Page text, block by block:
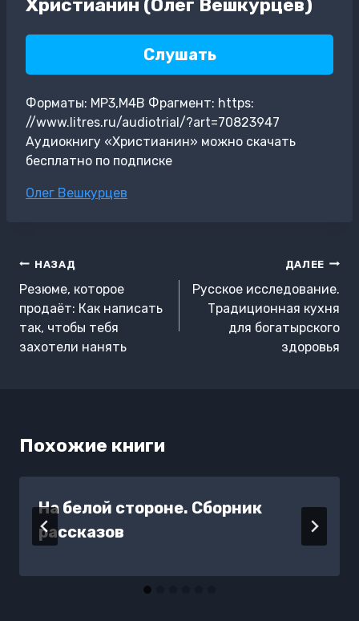
Слушать
Форматы: MP3,M4B Фрагмент: https:
//www.litres.ru/audiotrial/?art=70823947
Аудиокнигу «Христианин» можно скачать
бесплатно по подписке
Метки
Олег Вешкурцев
Навигация
по
записям
НАЗАД
Резюме, которое
продаёт: Как написать
так, чтобы тебя
захотели нанять
ДАЛЕЕ
Русское исследование.
Традиционная кухня
для богатырского
здоровья
Похожие книги
На белой стороне. Сборник
рассказов